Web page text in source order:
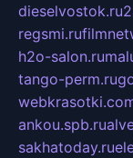
dieselvostok.ru
regsmi.ru
h2o-salon.ru
tango-perm.ru
ankou.spb.ru
sakhatoday.ru